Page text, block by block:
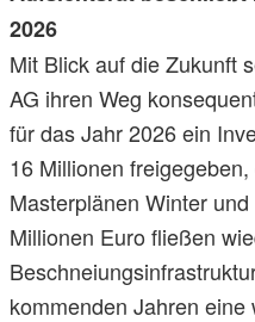
2026
Mit Blick auf die Zukunft
AG ihren Weg
für das Jahr 2026 ein
16 Millionen
Masterplänen Winter
Millionen Euro fließen
kommenden Jahren